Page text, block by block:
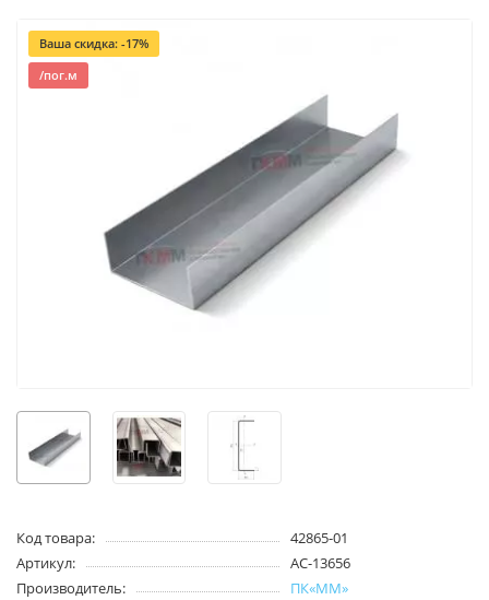
Ваша скидка: -17%
/пог.м
Код товара:
42865-01
Артикул:
AC-13656
Производитель:
ПК«ММ»